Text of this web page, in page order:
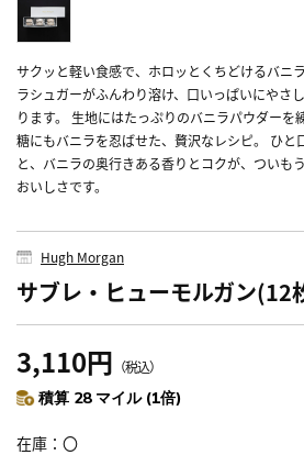
サクッと軽い食感で、ホロッとくちどけるバニ
ラシュガーがふんわり溶け、口いっぱいにやさ
ります。 生地にはたっぷりのバニラパウダーを
糖にもバニラを忍ばせた、贅沢なレシピ。 ひと
と、バニラの奥行きある香りとコクが、ついも
おいしさです。
Hugh Morgan
サブレ・ヒューモルガン(12
3,110円 （税込）
積算 28 マイル (1倍)
在庫 〇